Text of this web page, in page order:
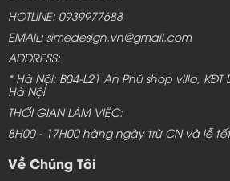
HOTLINE: 0939977688
EMAIL: simedesign.vn@gmail.com
ADDRESS:
* Hà Nội: B04-L21 An Phú shop villa,
Hà Nội
THỜI GIAN LÀM VIỆC:
8H00 - 17H00 hàng ngày trừ CN và lễ tết
Về Chúng Tôi